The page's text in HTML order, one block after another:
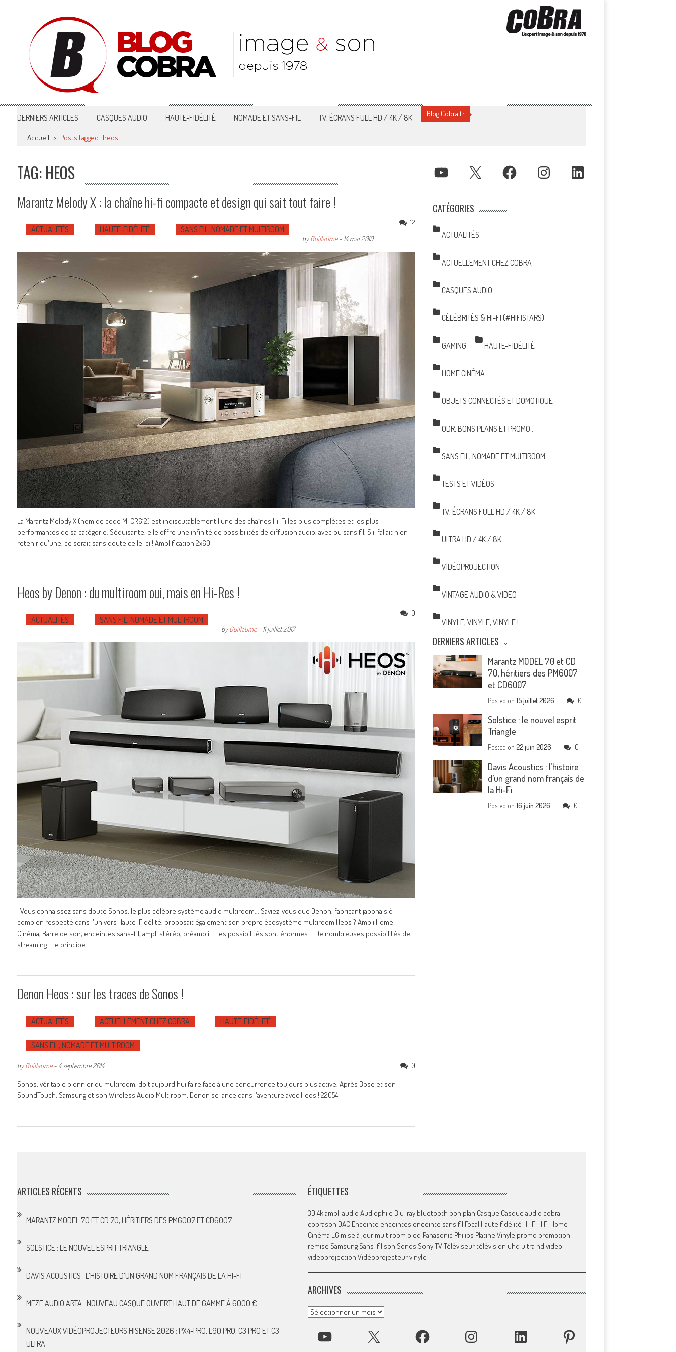
Blog Cobra
Toute l'actu Image & Son !
DERNIERS ARTICLES CASQUES AUDIO HAUTE-FIDÉLITÉ NOMADE ET SANS-FIL TV, ÉCRANS FULL HD / 4K / 8K Blog Cobra.fr
Accueil > Posts tagged "heos"
TAG: HEOS
Marantz Melody X : la chaîne hi-fi compacte et design qui sait tout faire !
ACTUALITÉS HAUTE-FIDÉLITÉ SANS FIL, NOMADE ET MULTIROOM
byGuillaume- 14 mai 2019
12
La Marantz Melody X (nom de code M-CR612) est indiscutablement l'une des chaînes Hi-Fi les plus complètes et les plus
performantes de sa catégorie. Séduisante, elle offre une infinité de possibilités de diffusion audio, avec ou sans fil. S'il fallait n'en
retenir qu'une, ce serait sans doute celle-ci ! Amplification 2x60
Heos by Denon : du multiroom oui, mais en Hi-Res !
ACTUALITÉS SANS FIL, NOMADE ET MULTIROOM
byGuillaume- 11 juillet 2017
0
Vous connaissez sans doute Sonos, le plus célèbre système audio multiroom... Saviez-vous que Denon, fabricant japonais ô
combien respecté dans l'univers Haute-Fidélité, proposait également son propre écosystème multiroom Heos ? Ampli Home-
Cinéma, Barre de son, enceintes sans-fil, ampli stéréo, préampli... Les possibilités sont énormes ! De nombreuses possibilités de
streaming Le principe
Denon Heos : sur les traces de Sonos !
ACTUALITÉS ACTUELLEMENT CHEZ COBRA HAUTE-FIDÉLITÉ
SANS FIL, NOMADE ET MULTIROOM
byGuillaume- 4 septembre 2014
0
Sonos, véritable pionnier du multiroom, doit aujourd'hui faire face à une concurrence toujours plus active. Après Bose et son
SoundTouch, Samsung et son Wireless Audio Multiroom, Denon se lance dans l'aventure avec Heos ! 22054
YOUTUBE X FACEBOOK INSTAGRAM LINKEDIN
CATÉGORIES
ACTUALITÉS
ACTUELLEMENT CHEZ COBRA
CASQUES AUDIO
CÉLÉBRITÉS & HI-FI (#HIFISTARS)
GAMING HAUTE-FIDÉLITÉ
HOME CINÉMA
OBJETS CONNECTÉS ET DOMOTIQUE
ODR, BONS PLANS ET PROMO…
SANS FIL, NOMADE ET MULTIROOM
TESTS ET VIDÉOS
TV, ÉCRANS FULL HD / 4K / 8K
ULTRA HD / 4K / 8K
VIDÉOPROJECTION
VINTAGE AUDIO & VIDEO
VINYLE, VINYLE, VINYLE !
DERNIERS ARTICLES
Marantz MODEL 70 et CD
70, héritiers des PM6007
et CD6007
Posted on15 juillet 2026 0
Solstice : le nouvel esprit
Triangle
Posted on22 juin 2026 0
Davis Acoustics : l’histoire
d’un grand nom français de
la Hi-Fi
Posted on16 juin 2026 0
ARTICLES RÉCENTS
MARANTZ MODEL 70 ET CD 70, HÉRITIERS DES PM6007 ET CD6007
SOLSTICE : LE NOUVEL ESPRIT TRIANGLE
DAVIS ACOUSTICS : L’HISTOIRE D’UN GRAND NOM FRANÇAIS DE LA HI-FI
MEZE AUDIO ARTA : NOUVEAU CASQUE OUVERT HAUT DE GAMME À 6000 €
NOUVEAUX VIDÉOPROJECTEURS HISENSE 2026 : PX4-PRO, L9Q PRO, C3 PRO ET C3
ULTRA
ÉTIQUETTES
3D 4kampli audio Audiophile Blu-ray bluetooth bon plan Casque Casque audio cobra
cobrason DAC Enceinte enceintes enceinte sans fil Focal Haute fidélité Hi-Fi HiFi Home
Cinéma LG mise à jour multiroom oled Panasonic Philips Platine Vinyle promo promotion
remise SamsungSans-fil son Sonos SonyTVTéléviseur télévision uhd ultra hd video
videoprojection Vidéoprojecteurvinyle
ARCHIVES
Archives
YOUTUBE FACEBOOK INSTAGRAM LINKEDIN PINTEREST